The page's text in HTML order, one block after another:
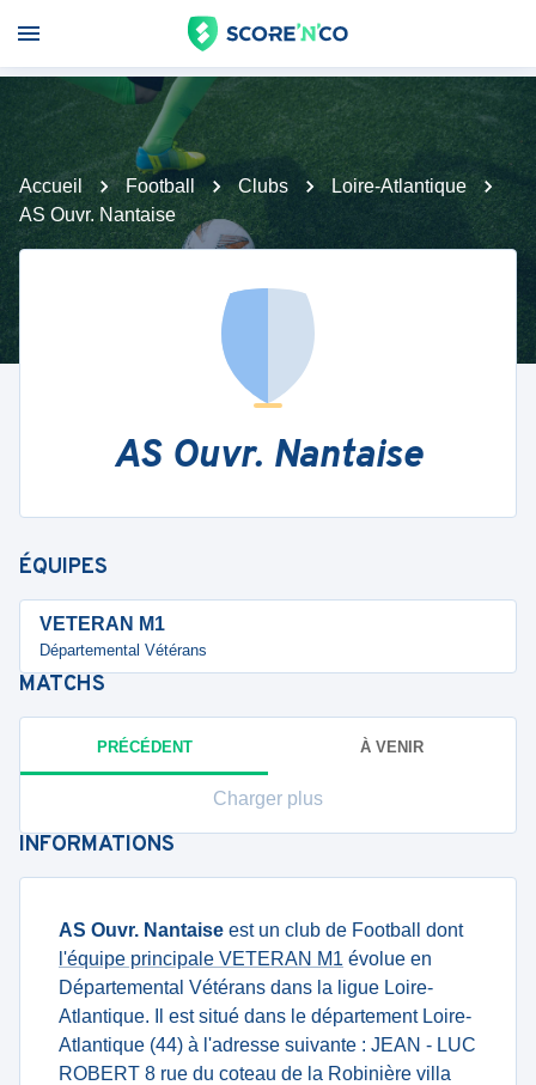
Accueil Football Clubs
Loire-Atlantique
AS Ouvr. Nantaise
AS Ouvr. Nantaise
ÉQUIPES
VETERAN M1
Départemental Vétérans
MATCHS
PRÉCÉDENT À VENIR
Charger plus
INFORMATIONS
AS Ouvr. Nantaise est un club de Football dont
l'équipe principale VETERAN M1 évolue en
Départemental Vétérans dans la ligue Loire-
Atlantique. Il est situé dans le département Loire-
Atlantique (44) à l'adresse suivante : JEAN - LUC
ROBERT 8 rue du coteau de la Robinière villa